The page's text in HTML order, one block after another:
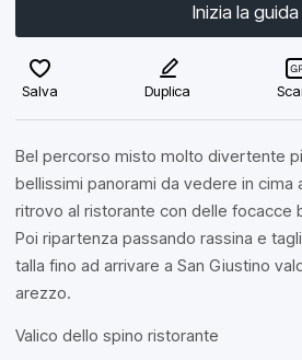
Inizia la guida
Salva Duplica
Bel percorso misto molto divertente
bellissimi panorami da vedere in cima
ritrovo al ristorante con delle focacce
Poi ripartenza passando rassina e
talla fino ad arrivare a San Giustino
arezzo.
Valico dello spino ristorante